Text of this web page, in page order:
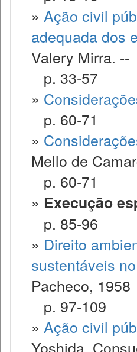
» Ação civil
adequada dos
Valery Mirra. --
p. 33-57
»
p. 60-71
»
Mello de
p. 60-71
» Execução
p. 85-96
» Direito
sustentáveis
Pacheco, 1958
p. 97-109
» Ação civil
Yoshida,